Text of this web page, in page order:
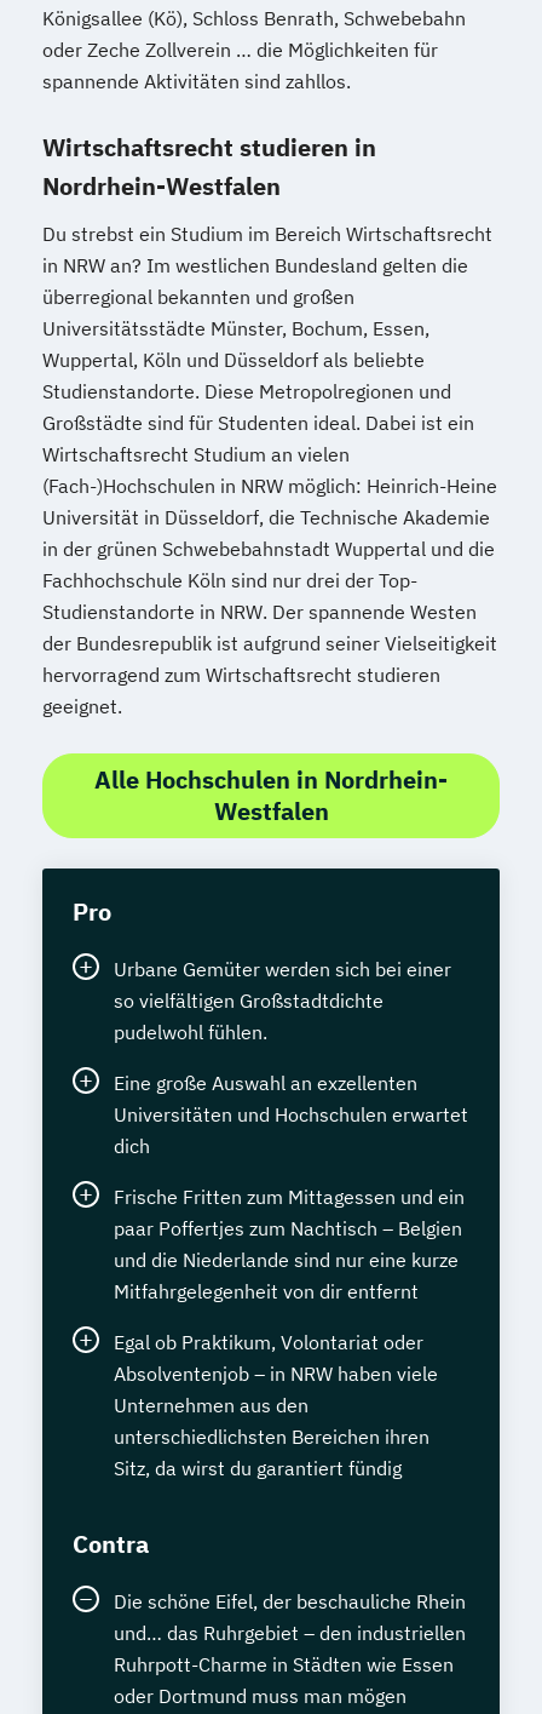
Königsallee (Kö), Schloss Benrath, Schwebebahn
oder Zeche Zollverein … die Möglichkeiten für
spannende Aktivitäten sind zahllos.
Wirtschaftsrecht studieren in
Nordrhein-Westfalen
Du strebst ein Studium im Bereich Wirtschaftsrecht
in NRW an? Im westlichen Bundesland gelten die
überregional bekannten und großen
Universitätsstädte Münster, Bochum, Essen,
Wuppertal, Köln und Düsseldorf als beliebte
Studienstandorte. Diese Metropolregionen und
Großstädte sind für Studenten ideal. Dabei ist ein
Wirtschaftsrecht Studium an vielen
(Fach-)Hochschulen in NRW möglich: Heinrich-Heine
Universität in Düsseldorf, die Technische Akademie
in der grünen Schwebebahnstadt Wuppertal und die
Fachhochschule Köln sind nur drei der Top-
Studienstandorte in NRW. Der spannende Westen
der Bundesrepublik ist aufgrund seiner Vielseitigkeit
hervorragend zum Wirtschaftsrecht studieren
geeignet.
Alle Hochschulen in Nordrhein-
Westfalen
Pro
Urbane Gemüter werden sich bei einer
so vielfältigen Großstadtdichte
pudelwohl fühlen.
Eine große Auswahl an exzellenten
Universitäten und Hochschulen erwartet
dich
Frische Fritten zum Mittagessen und ein
paar Poffertjes zum Nachtisch – Belgien
und die Niederlande sind nur eine kurze
Mitfahrgelegenheit von dir entfernt
Egal ob Praktikum, Volontariat oder
Absolventenjob – in NRW haben viele
Unternehmen aus den
unterschiedlichsten Bereichen ihren
Sitz, da wirst du garantiert fündig
Contra
Die schöne Eifel, der beschauliche Rhein
und… das Ruhrgebiet – den industriellen
Ruhrpott-Charme in Städten wie Essen
oder Dortmund muss man mögen